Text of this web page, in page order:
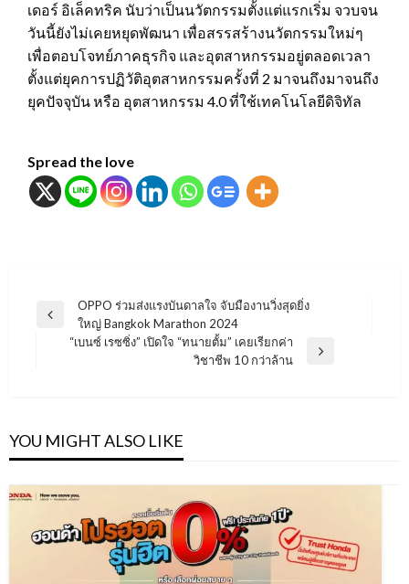
เดอร์ อิเล็คทริค นับว่าเป็นนวัตกรรมตั้งแต่แรกเริ่ม จวบจน
วันนี้ยังไม่เคยหยุดพัฒนา เพื่อสรรสร้างนวัตกรรมใหม่ๆ
เพื่อตอบโจทย์ภาคธุรกิจ และอุตสาหกรรมอยู่ตลอดเวลา
ตั้งแต่ยุคการปฏิวัติอุตสาหกรรมครั้งที่ 2 มาจนถึงมาจนถึง
ยุคปัจจุบัน หรือ อุตสาหกรรม 4.0 ที่ใช้เทคโนโลยีดิจิทัล
Spread the love
แนะแนว
เรื่อง
Previous
OPPO ร่วมส่งแรงบันดาลใจ จับมืองานวิ่งสุดยิ่ง
ใหญ่ Bangkok Marathon 2024
“เบนซ์ เรซซิ่ง” เปิดใจ “ทนายตั้ม” เคยเรียกค่า
วิชาชีพ 10 กว่าล้าน
YOU MIGHT ALSO LIKE